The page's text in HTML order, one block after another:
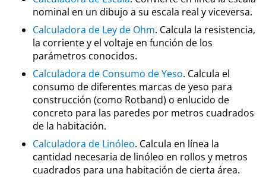
nominal en un dibujo a su escala real y viceversa.
Calculadora de Ley de Ohm. Calcula la resistencia,
la corriente y el voltaje en función de los
parámetros conocidos.
Calculadora de Consumo de Yeso. Calcula el
consumo de diferentes marcas de yeso para
construcción (como Rotband) o enlucido de
concreto para las paredes por metros cuadrados
de la habitación.
Calculadora de Linóleo. Calcula en línea la
cantidad necesaria de linóleo en rollos y metros
cuadrados para una habitación de cierta área.